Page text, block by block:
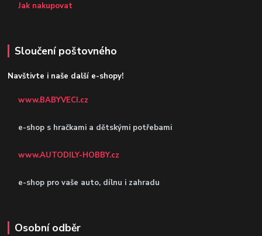
Jak nakupovat
Sloučení poštovného
Navštivte i naše další e-shopy!
www.BABYVECI.cz
e-shop s hračkami a dětskými potřebami
www.AUTODILY-HOBBY.cz
e-shop pro vaše auto, dílnu i zahradu
Osobní odběr